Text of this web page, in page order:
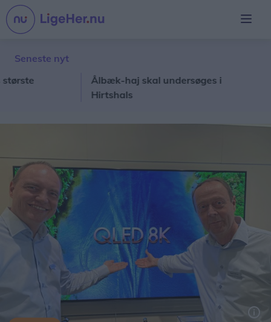
Seneste nyt
Ålbæk-haj skal undersøges i
Hirtshals